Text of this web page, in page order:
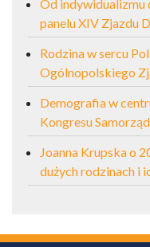
Od indywidualizmu
panelu XIV Zjazdu
Rodzina w sercu
Ogólnopolskiego
Demografia w
Kongresu
Joanna Krupska o
dużych rodzinach i